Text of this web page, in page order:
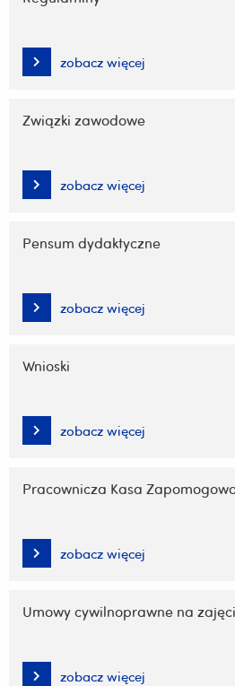
zobacz więcej
Związki zawodowe
zobacz więcej
Pensum dydaktyczne
zobacz więcej
Wnioski
zobacz więcej
Pracownicza Kasa
zobacz więcej
Umowy cywilnoprawne na
zobacz więcej